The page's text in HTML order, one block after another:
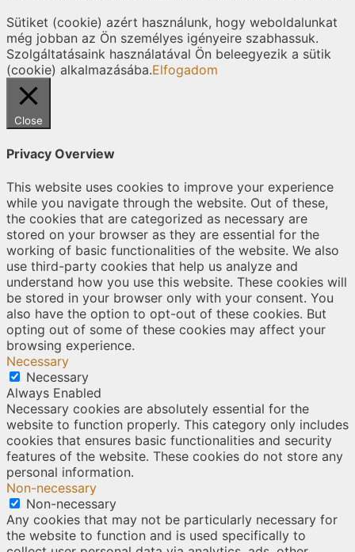
Sütiket (cookie) azért használunk, hogy weboldalunkat
még jobban az Ön személyes igényeire szabhassuk.
Szolgáltatásaink használatával Ön beleegyezik a sütik
(cookie) alkalmazásába.Elfogadom
Close
Privacy Overview
This website uses cookies to improve your experience
while you navigate through the website. Out of these,
the cookies that are categorized as necessary are
stored on your browser as they are essential for the
working of basic functionalities of the website. We also
use third-party cookies that help us analyze and
understand how you use this website. These cookies will
be stored in your browser only with your consent. You
also have the option to opt-out of these cookies. But
opting out of some of these cookies may affect your
browsing experience.
Necessary
Necessary
Always Enabled
Necessary cookies are absolutely essential for the
website to function properly. This category only includes
cookies that ensures basic functionalities and security
features of the website. These cookies do not store any
personal information.
Non-necessary
Non-necessary
Any cookies that may not be particularly necessary for
the website to function and is used specifically to